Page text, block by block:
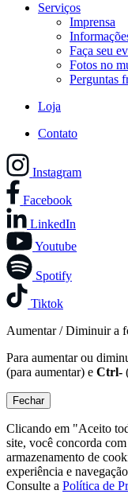
Serviços
Imprensa
Faça seu
Fotos no
Perguntas
Loja
Contato
Instagram
Facebook
LinkedIn
Youtube
Spotify
Tiktok
Aumentar / Diminuir a
Para aumentar ou
(para aumentar) e Ctrl-
Fechar
Clicando em "Aceito
site, você concorda
armazenamento de
experiência e
Consulte a Política de